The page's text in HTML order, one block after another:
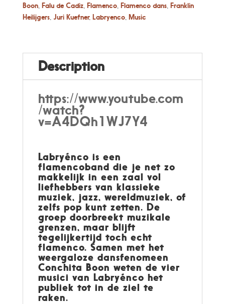
Boon, Falu de Cadiz, Flamenco, Flamenco dans, Franklin
Heilijgers, Juri Kuefner, Labryenco, Music
Description
https://www.youtube.com
/watch?
v=A4DQh1WJ7Y4
Labryénco is een
flamencoband die je net zo
makkelijk in een zaal vol
liefhebbers van klassieke
muziek, jazz, wereldmuziek, of
zelfs pop kunt zetten. De
groep doorbreekt muzikale
grenzen, maar blijft
tegelijkertijd toch echt
flamenco. Samen met het
weergaloze dansfenomeen
Conchita Boon weten de vier
musici van Labryénco het
publiek tot in de ziel te
raken.